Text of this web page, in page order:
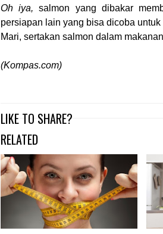
Oh iya, salmon yang dibakar
persiapan lain yang bisa dicoba
Mari, sertakan salmon dalam
(Kompas.com)
LIKE TO SHARE?
RELATED